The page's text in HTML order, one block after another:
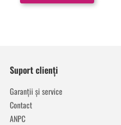
Suport clienți
Garanții și service
Contact
ANPC